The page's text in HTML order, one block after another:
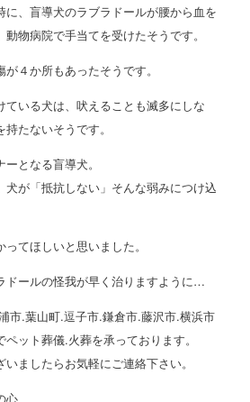
に、盲導犬のラブラドールが腰から血を
物病院で手当てを受けたそうです。
４か所もあったそうです。
ている犬は、吠えることも滅多にしな
たないそうです。
となる盲導犬。
犬が「抵抗しない」そんな弱みにつけ込
てほしいと思いました。
ドールの怪我が早く治りますように…
市.葉山町.逗子市.鎌倉市.藤沢市.横浜市
ット葬儀.火葬を承っております。
ましたらお気軽にご連絡下さい。
心